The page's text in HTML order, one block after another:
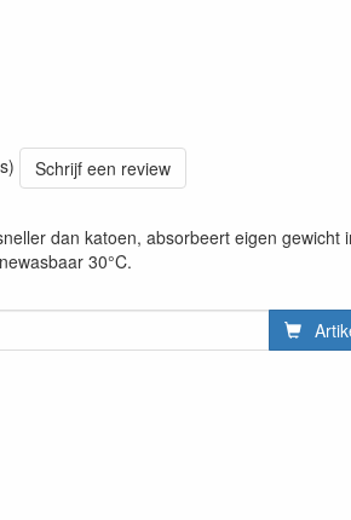
Schrijf een review
dan katoen, absorbeert eigen gewicht
30°C.